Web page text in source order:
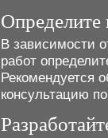
В зависимости
работ
Рекомендуется
консультацию